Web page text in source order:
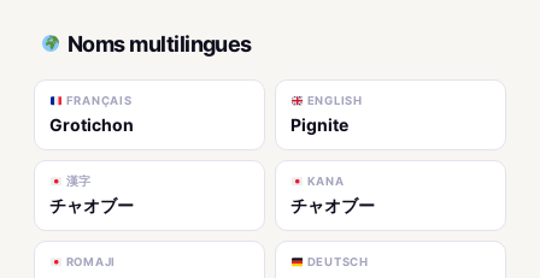
Noms multilingues
FRANÇAIS
Grotichon
ENGLISH
Pignite
漢字
チャオブー
KANA
チャオブー
ROMAJI DEUTSCH